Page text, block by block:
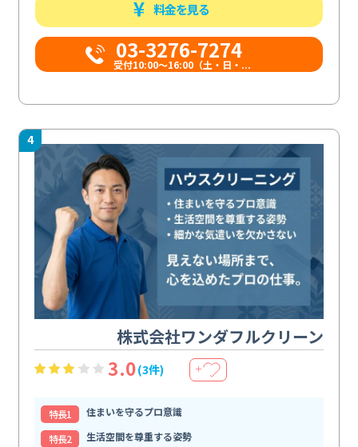
料金を見る
03-3276-7274
受付10:00〜16:00（土・日・...
4
株式会社ワンダフルクリーン
3.0(3件) ＋
特⻑1
住まいを守るプロ意識
特⻑2
生活空間を尊重する姿勢